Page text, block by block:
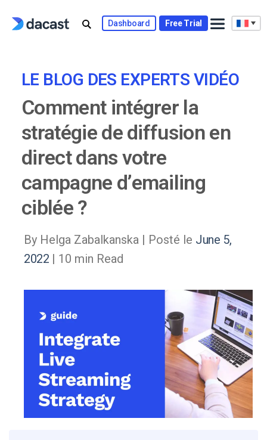
Dashboard Free Trial
LE BLOG DES EXPERTS VIDÉO
Comment intégrer la
stratégie de diffusion en
direct dans votre
campagne d’emailing
ciblée ?
By Helga Zabalkanska | Posté le June 5,
2022 | 10 min Read